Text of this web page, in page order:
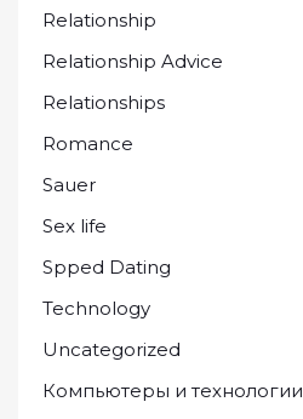
Relationship
Relationship Advice
Relationships
Romance
Sauer
Sex life
Spped Dating
Technology
Uncategorized
Компьютеры и технологии